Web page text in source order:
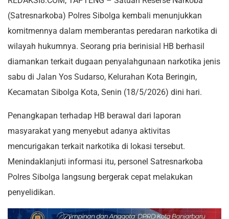
(Satresnarkoba) Polres Sibolga kembali menunjukkan
komitmennya dalam memberantas peredaran narkotika di
wilayah hukumnya. Seorang pria berinisial HB berhasil
diamankan terkait dugaan penyalahgunaan narkotika jenis
sabu di Jalan Yos Sudarso, Kelurahan Kota Beringin,
Kecamatan Sibolga Kota, Senin (18/5/2026) dini hari.
Penangkapan terhadap HB berawal dari laporan
masyarakat yang menyebut adanya aktivitas
mencurigakan terkait narkotika di lokasi tersebut.
Menindaklanjuti informasi itu, personel Satresnarkoba
Polres Sibolga langsung bergerak cepat melakukan
penyelidikan.